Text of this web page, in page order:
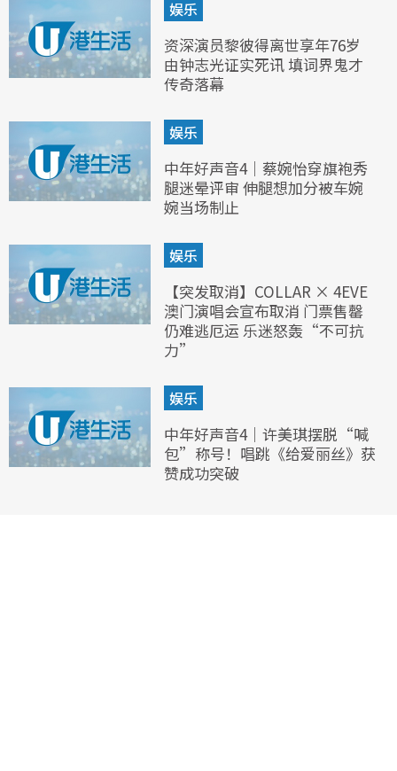
娱乐
资深演员黎彼得离世享年76岁
由钟志光证实死讯 填词界鬼才
传奇落幕
娱乐
中年好声音4｜蔡婉怡穿旗袍秀
腿迷晕评审 伸腿想加分被车婉
婉当场制止
娱乐
【突发取消】COLLAR × 4EVE
澳门演唱会宣布取消 门票售罄
仍难逃厄运 乐迷怒轰“不可抗
力”
娱乐
中年好声音4｜许美琪摆脱“喊
包”称号！唱跳《给爱丽丝》获
赞成功突破